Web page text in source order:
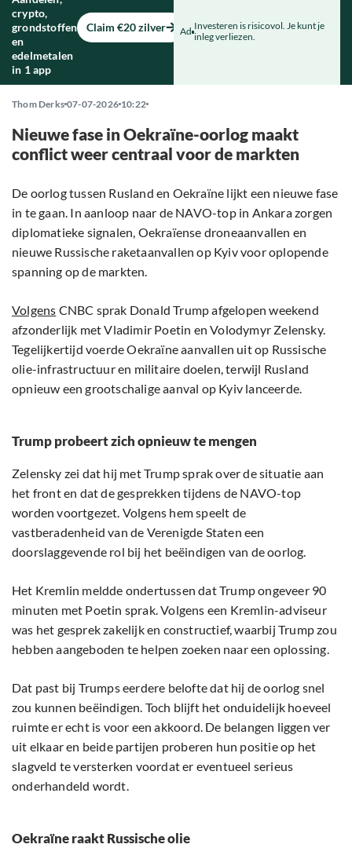
crypto,
grondstoffen
en
edelmetalen
in 1 app
Claim €20 zilver Ad Investeren is risicovol. Je kunt je
inleg verliezen.
Thom Derks 07-07-2026 10:22
Nieuwe fase in Oekraïne-oorlog maakt
conflict weer centraal voor de markten
De oorlog tussen Rusland en Oekraïne lijkt een nieuwe fase
in te gaan. In aanloop naar de NAVO-top in Ankara zorgen
diplomatieke signalen, Oekraïense droneaanvallen en
nieuwe Russische raketaanvallen op Kyiv voor oplopende
spanning op de markten.
Volgens CNBC sprak Donald Trump afgelopen weekend
afzonderlijk met Vladimir Poetin en Volodymyr Zelensky.
Tegelijkertijd voerde Oekraïne aanvallen uit op Russische
olie-infrastructuur en militaire doelen, terwijl Rusland
opnieuw een grootschalige aanval op Kyiv lanceerde.
Trump probeert zich opnieuw te mengen
Zelensky zei dat hij met Trump sprak over de situatie aan
het front en dat de gesprekken tijdens de NAVO-top
worden voortgezet. Volgens hem speelt de
vastberadenheid van de Verenigde Staten een
doorslaggevende rol bij het beëindigen van de oorlog.
Het Kremlin meldde ondertussen dat Trump ongeveer 90
minuten met Poetin sprak. Volgens een Kremlin-adviseur
was het gesprek zakelijk en constructief, waarbij Trump zou
hebben aangeboden te helpen zoeken naar een oplossing.
Dat past bij Trumps eerdere belofte dat hij de oorlog snel
zou kunnen beëindigen. Toch blijft het onduidelijk hoeveel
ruimte er echt is voor een akkoord. De belangen liggen ver
uit elkaar en beide partijen proberen hun positie op het
slagveld te versterken voordat er eventueel serieus
onderhandeld wordt.
Oekraïne raakt Russische olie